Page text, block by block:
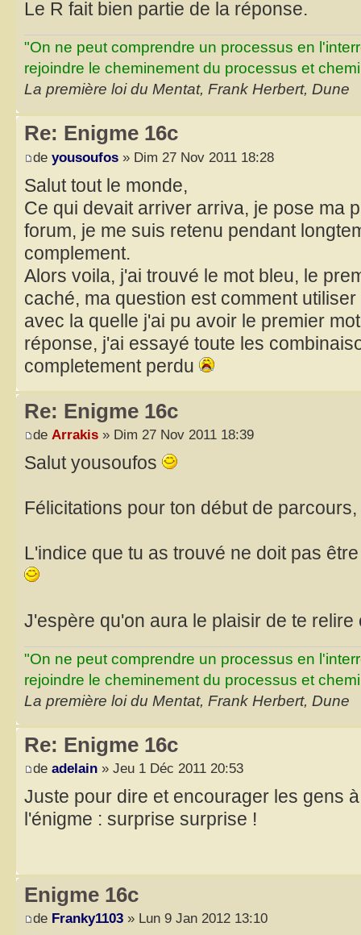
Le R fait bien partie de la réponse.
"On ne peut comprendre un processus en
rejoindre le cheminement du processus et
La première loi du Mentat, Frank Herbert, Dune
Re: Enigme 16c
de yousoufos » Dim 27 Nov 2011 18:28
Salut tout le monde,
Ce qui devait arriver arriva, je pose ma
forum, je me suis retenu pendant
complement.
Alors voila, j'ai trouvé le mot bleu, le
caché, ma question est comment
avec la quelle j'ai pu avoir le premier
réponse, j'ai essayé toute les
completement perdu
Re: Enigme 16c
de Arrakis » Dim 27 Nov 2011 18:39
Salut yousoufos
Félicitations pour ton début de
L'indice que tu as trouvé ne doit pas
J'espère qu'on aura le plaisir de te
"On ne peut comprendre un processus en
rejoindre le cheminement du processus et
La première loi du Mentat, Frank Herbert, Dune
Re: Enigme 16c
de adelain » Jeu 1 Déc 2011 20:53
Juste pour dire et encourager les gens
l'énigme : surprise surprise !
Enigme 16c
de Franky1103 » Lun 9 Jan 2012 13:10